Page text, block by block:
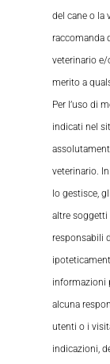
del cane o la
raccomanda
veterinario
merito a
Per l’uso di
indicati nel
veterinario.
lo gestisce,
altre soggetti
responsabili
informazioni
alcuna
utenti o i
indicazioni,